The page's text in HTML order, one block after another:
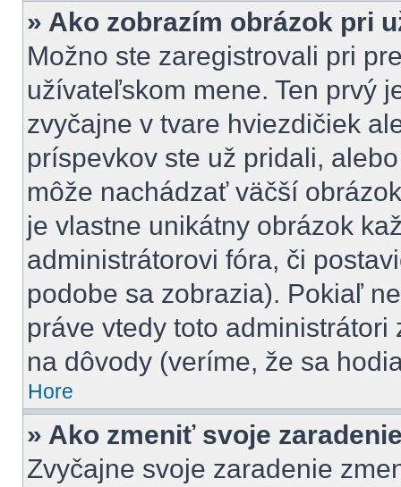
» Ako zobrazím obrázok pri
Možno ste zaregistrovali pri
užívateľskom mene. Ten prvý
zvyčajne v tvare hviezdičiek
príspevkov ste už pridali,
môže nachádzať väčší
je vlastne unikátny obrázok
administrátorovi fóra, či
podobe sa zobrazia). Pokiaľ
práve vtedy toto
na dôvody (veríme, že sa
Hore
» Ako zmeniť svoje
Zvyčajne svoje zaradenie